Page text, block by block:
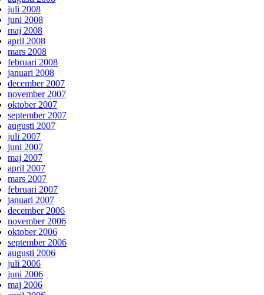
juli 2008
juni 2008
maj 2008
april 2008
mars 2008
februari 2008
januari 2008
december 2007
november 2007
oktober 2007
september 2007
augusti 2007
juli 2007
juni 2007
maj 2007
april 2007
mars 2007
februari 2007
januari 2007
december 2006
november 2006
oktober 2006
september 2006
augusti 2006
juli 2006
juni 2006
maj 2006